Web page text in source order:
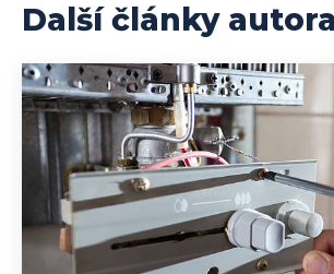
Další články autora